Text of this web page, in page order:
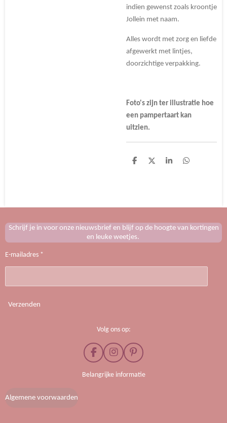
indien gewenst zoals kroontje
Jollein met naam.
Alles wordt met zorg en liefde
afgewerkt met lintjes,
doorzichtige verpakking.
Foto's zijn ter illustratie hoe
een pampertaart kan
uitzien.
D
D
S
D
Schrijf je in voor onze nieuwsbrief en blijf op de hoogte van kortingen
en leuke weetjes.
E-mailadres *
Verzenden
Volg ons op:
F
a
c
I
n
s
P
i
n
Belangrijke informatie
Algemene voorwaarden